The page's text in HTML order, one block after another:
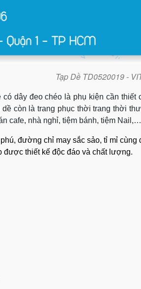
Tạp Dề TD0520019 -
có dây đeo chéo là phụ kiện cần
còn là trang phục thời trang thời
cafe, nhà nghỉ, tiệm bánh, tiệm
đường chỉ may sắc sảo, tỉ mỉ
được thiết kế độc đáo và chất lượng.